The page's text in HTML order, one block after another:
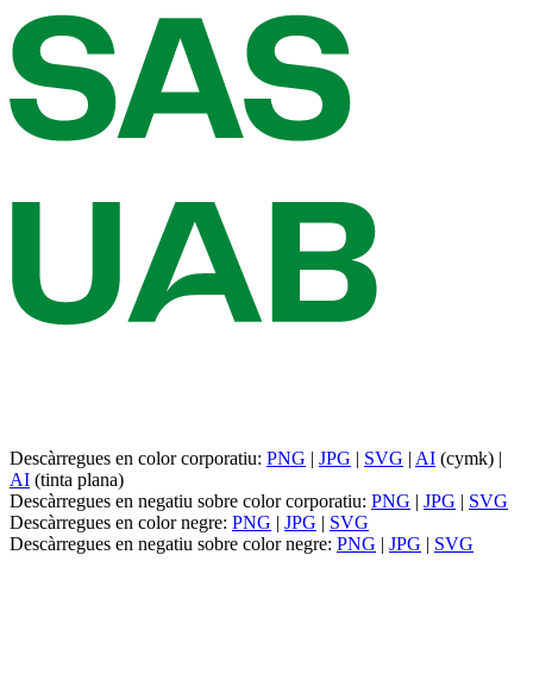
Descàrregues en color corporatiu: PNG | JPG | SVG | AI (cymk) |
AI (tinta plana)
Descàrregues en negatiu sobre color corporatiu: PNG | JPG | SVG
Descàrregues en color negre: PNG | JPG | SVG
Descàrregues en negatiu sobre color negre: PNG | JPG | SVG